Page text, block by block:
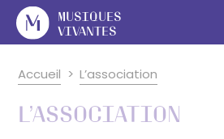
Musiques
Vivantes
Accueil L’association
L’association
Cookies management panel